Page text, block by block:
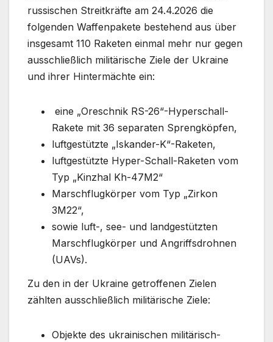
russischen Streitkräfte am 24.4.2026 die
folgenden Waffenpakete bestehend aus über
insgesamt 110 Raketen einmal mehr nur gegen
ausschließlich militärische Ziele der Ukraine
und ihrer Hintermächte ein:
eine „Oreschnik RS-26“-Hyperschall-
Rakete mit 36 separaten Sprengköpfen,
luftgestützte „Iskander-K“-Raketen,
luftgestützte Hyper-Schall-Raketen vom
Typ „Kinzhal Kh-47M2“
Marschflugkörper vom Typ „Zirkon
3M22“,
sowie luft-, see- und landgestützten
Marschflugkörper und Angriffsdrohnen
(UAVs).
Zu den in der Ukraine getroffenen Zielen
zählten ausschließlich militärische Ziele:
Objekte des ukrainischen militärisch-